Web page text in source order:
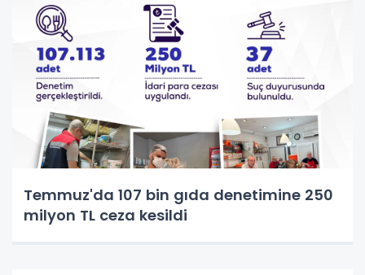
Temmuz'da 107 bin gıda denetimine 250
milyon TL ceza kesildi